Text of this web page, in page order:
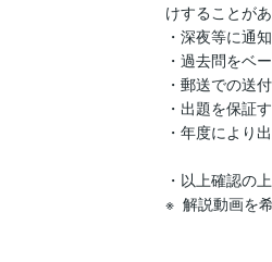
けすることが
・深夜等に通
・過去問をベ
・郵送での送
・出題を保証
・年度により
・以上確認の
※  解説動画を